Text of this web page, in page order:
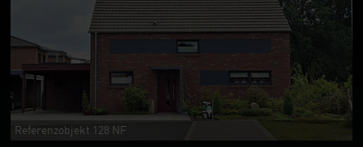
Referenzobjekt 128 NF